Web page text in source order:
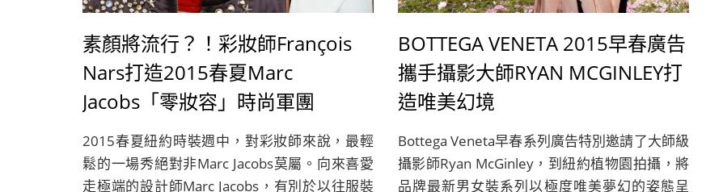
素顏將流行？！彩妝師François
Nars打造2015春夏Marc
Jacobs「零妝容」時尚軍團
2015春夏紐約時裝週中，對彩妝師來說，最輕
鬆的一場秀絕對非Marc Jacobs莫屬。向來喜愛
走極端的設計師Marc Jacobs，有別於以往服裝
BOTTEGA VENETA 2015早春廣告
攜手攝影大師RYAN MCGINLEY打
造唯美幻境
Bottega Veneta早春系列廣告特別邀請了大師級
攝影師Ryan McGinley，到紐約植物園拍攝，將
品牌最新男女裝系列以極度唯美夢幻的姿態呈